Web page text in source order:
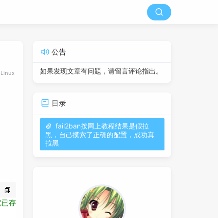
存在是不会覆盖掉的
公告
如果发现文章有问题，请留言评论指出。
目录
fail2ban按网上教程结果是假拉
黑，自己摸索了正确的配置，成功真
拉黑